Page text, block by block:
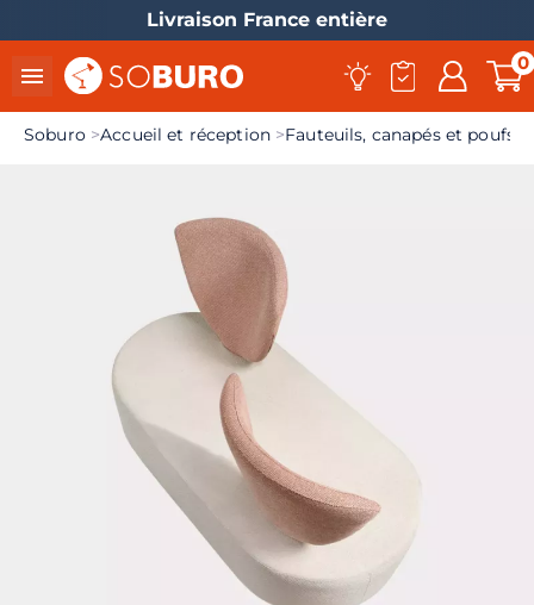
Livraison France entière
 0
Soburo Accueil et réception Fauteuils, canapés et poufs